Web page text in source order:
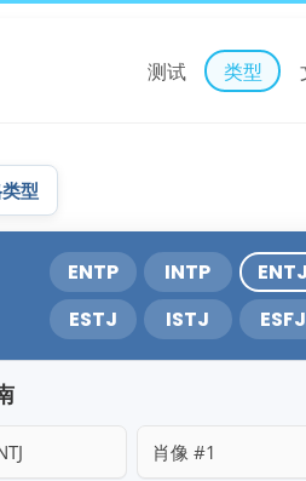
测试 类型
型
ENTP INTP ENTJ
ESTJ
ISTJ ESFJ
肖像 #1